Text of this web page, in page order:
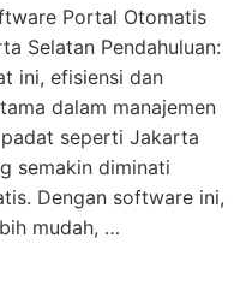
Portal Otomatis
Selatan Pendahuluan:
ini, efisiensi dan
dalam manajemen
seperti Jakarta
semakin diminati
Dengan software ini,
mudah, …